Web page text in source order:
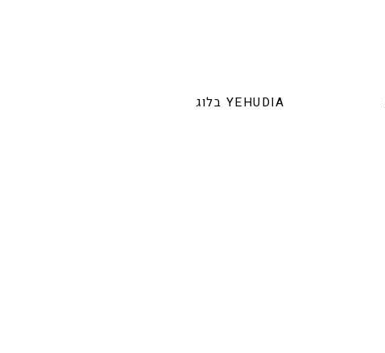
בלוג YEHUDIA